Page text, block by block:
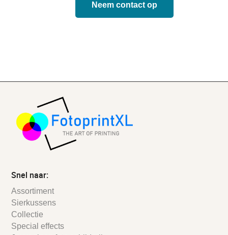
Neem contact op
Snel naar:
Assortiment
Sierkussens
Collectie
Special effects